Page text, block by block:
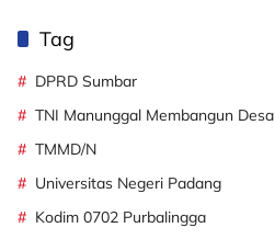
Tag
DPRD Sumbar
TNI Manunggal Membangun Desa
TMMD/N
Universitas Negeri Padang
Kodim 0702 Purbalingga